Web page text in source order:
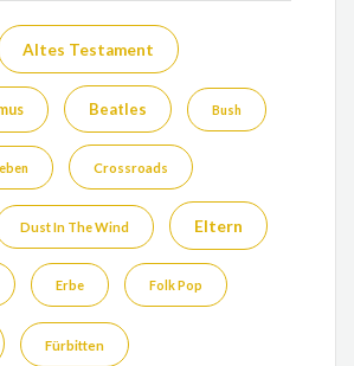
Altes Testament
Beatles Bush
Crossroads
Dust In The Wind Eltern
Erbe Folk Pop
Fürbitten